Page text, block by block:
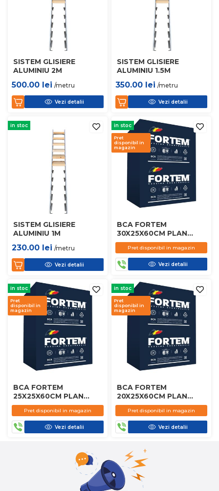
SISTEM GLISIERE
ALUMINIU 2M
500.00 lei /metru
Vezi detalii
SISTEM GLISIERE
ALUMINIU 1.5M
350.00 lei /metru
Vezi detalii
in stoc
SISTEM GLISIERE
ALUMINIU 1M
230.00 lei /metru
Vezi detalii
in stoc
Pret
disponibil in
magazin
BCA FORTEM
30X25X60CM PLAN
D450
Pret disponibil in magazin
Vezi detalii
in stoc
Pret
disponibil in
magazin
BCA FORTEM
25X25X60CM PLAN
D450
Pret disponibil in magazin
Vezi detalii
in stoc
Pret
disponibil in
magazin
BCA FORTEM
20X25X60CM PLAN
D450
Pret disponibil in magazin
Vezi detalii